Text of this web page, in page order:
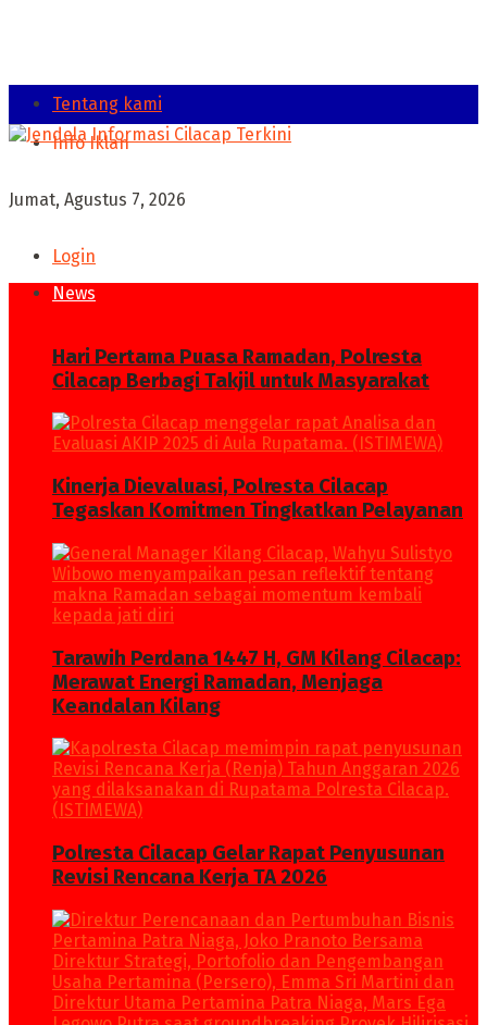
Tentang kami
Info Iklan
Jumat, Agustus 7, 2026
Login
News
Hari Pertama Puasa Ramadan, Polresta
Cilacap Berbagi Takjil untuk Masyarakat
Kinerja Dievaluasi, Polresta Cilacap
Tegaskan Komitmen Tingkatkan Pelayanan
Tarawih Perdana 1447 H, GM Kilang Cilacap:
Merawat Energi Ramadan, Menjaga
Keandalan Kilang
Polresta Cilacap Gelar Rapat Penyusunan
Revisi Rencana Kerja TA 2026